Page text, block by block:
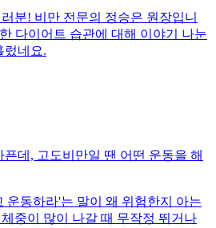
분! 비만 전문의 정승은 원장입니
다이어트 습관에 대해 이야기 나눈
렀네요.
데, 고도비만일 땐 어떤 운동을 해
운동하라'는 말이 왜 위험한지 아는
중이 많이 나갈 때 무작정 뛰거나